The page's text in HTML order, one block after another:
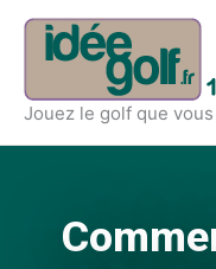
Aller
contenu
Jouez le golf que